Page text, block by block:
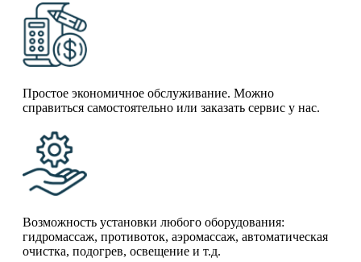
Простое экономичное обслуживание. Можно
справиться самостоятельно или заказать сервис у нас.
Возможность установки любого оборудования:
гидромассаж, противоток, аэромассаж, автоматическая
очистка, подогрев, освещение и т.д.